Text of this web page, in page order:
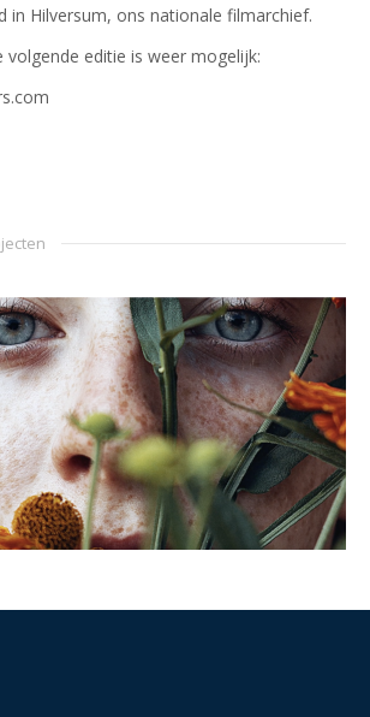
in Hilversum, ons nationale filmarchief.
volgende editie is weer mogelijk:
Dr Hauschka